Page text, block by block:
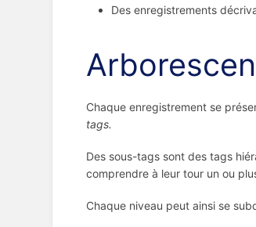
Des enregistrements
Chaque enregistrement se
tags.
Des sous-tags sont des tags
comprendre à leur tour un ou
Chaque niveau peut ainsi se